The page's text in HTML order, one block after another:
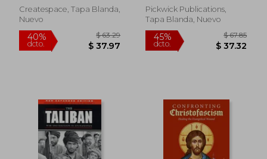
Createspace, Tapa Blanda,
Nuevo
Pickwick Publications,
Tapa Blanda, Nuevo